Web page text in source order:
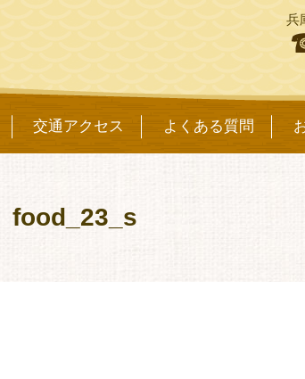
兵
交通アクセス よくある質問
food_23_s